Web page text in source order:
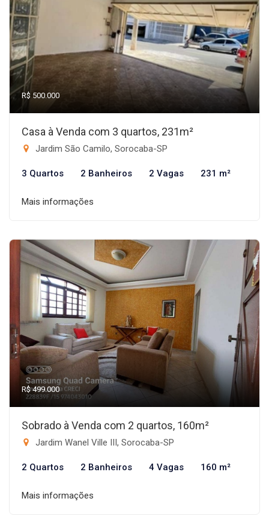
R$ 500.000
Casa à Venda com 3 quartos, 231m²
Jardim São Camilo, Sorocaba-SP
3 Quartos 2 Banheiros 2 Vagas 231 m²
Mais informações
R$ 499.000
Sobrado à Venda com 2 quartos, 160m²
Jardim Wanel Ville III, Sorocaba-SP
2 Quartos 2 Banheiros 4 Vagas 160 m²
Mais informações